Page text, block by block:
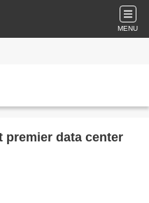
MENU
premier data center